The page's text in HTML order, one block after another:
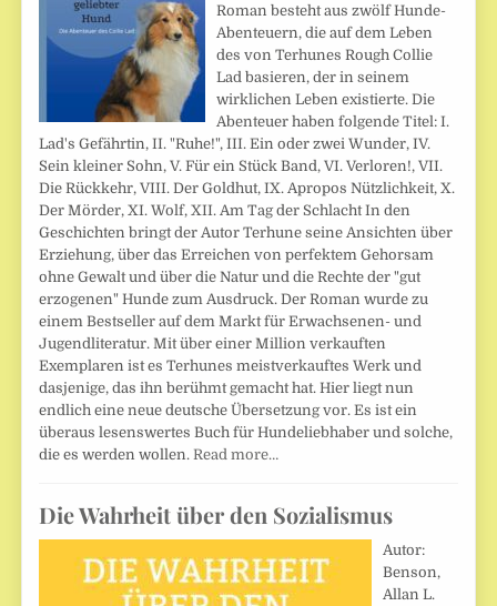
Roman besteht aus zwölf Hunde-
Abenteuern, die auf dem Leben
des von Terhunes Rough Collie
Lad basieren, der in seinem
wirklichen Leben existierte. Die
Abenteuer haben folgende Titel: I.
Lad's Gefährtin, II. "Ruhe!", III. Ein oder zwei Wunder, IV.
Sein kleiner Sohn, V. Für ein Stück Band, VI. Verloren!, VII.
Die Rückkehr, VIII. Der Goldhut, IX. Apropos Nützlichkeit, X.
Der Mörder, XI. Wolf, XII. Am Tag der Schlacht In den
Geschichten bringt der Autor Terhune seine Ansichten über
Erziehung, über das Erreichen von perfektem Gehorsam
ohne Gewalt und über die Natur und die Rechte der "gut
erzogenen" Hunde zum Ausdruck. Der Roman wurde zu
einem Bestseller auf dem Markt für Erwachsenen- und
Jugendliteratur. Mit über einer Million verkauften
Exemplaren ist es Terhunes meistverkauftes Werk und
dasjenige, das ihn berühmt gemacht hat. Hier liegt nun
endlich eine neue deutsche Übersetzung vor. Es ist ein
überaus lesenswertes Buch für Hundeliebhaber und solche,
die es werden wollen. Read more…
Die Wahrheit über den Sozialismus
Autor:
Benson,
Allan L.